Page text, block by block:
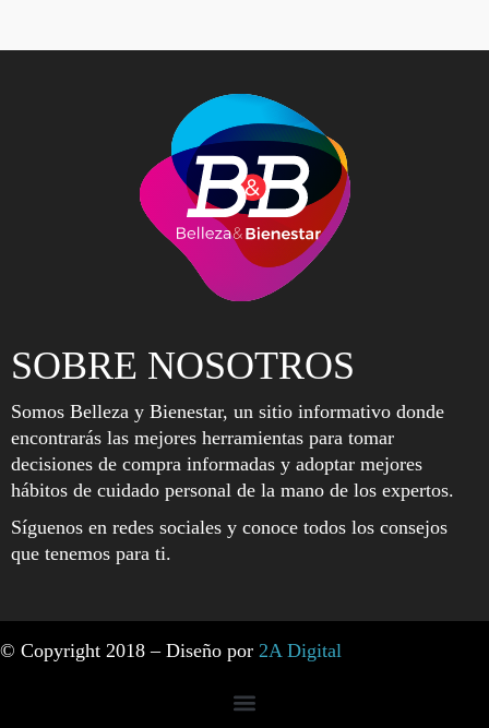
SOBRE NOSOTROS
Somos Belleza y Bienestar, un sitio informativo donde
encontrarás las mejores herramientas para tomar
decisiones de compra informadas y adoptar mejores
hábitos de cuidado personal de la mano de los expertos.
Síguenos en redes sociales y conoce todos los consejos
que tenemos para ti.
© Copyright 2018 – Diseño por 2A Digital